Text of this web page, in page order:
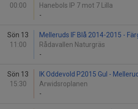
00:00
Hanebols IP 7 mot 7 Lilla
-
Sön 13
11:00
Melleruds IF Blå 2014-2015 -
Rådavallen Naturgräs
-
Sön 13
15:30
IK Oddevold P2015 Gul -
Arwidsroplanen
-